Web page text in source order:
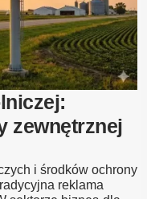
klientów
za
pomocą
reklamy
zewnętrznej?
Pomysły
i zewnętrznej
i środków ochrony
reklama